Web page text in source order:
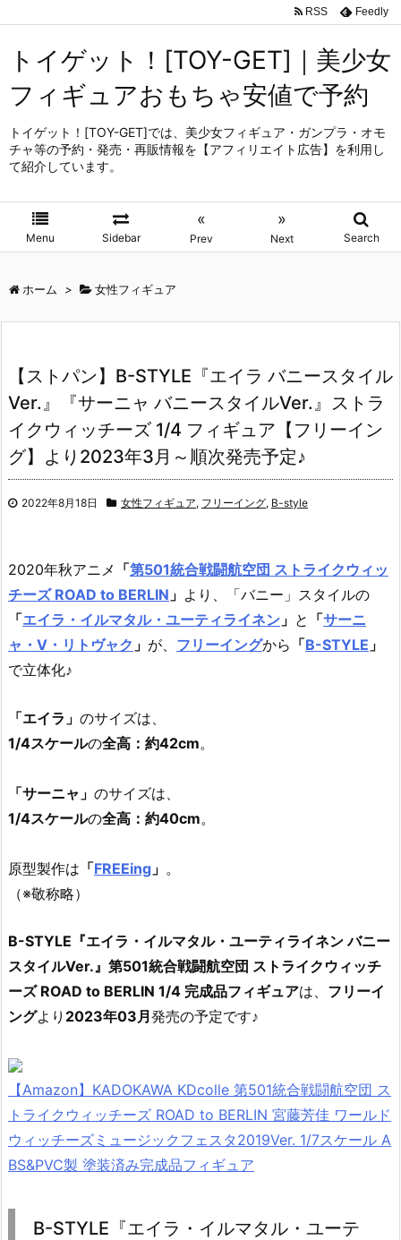
トイゲット！[TOY-GET]｜美少女
フィギュアおもちゃ安値で予約
トイゲット！[TOY-GET]では、美少女フィギュア・ガンプラ・オモ
チャ等の予約・発売・再販情報を【アフィリエイト広告】を利用し
て紹介しています。
Menu Sidebar
«
Prev
»
Next Search
RSS Feedly
ホーム > 女性フィギュア
【ストパン】B-STYLE『エイラ バニースタイル
Ver.』『サーニャ バニースタイルVer.』ストラ
イクウィッチーズ 1/4 フィギュア【フリーイン
グ】より2023年3月～順次発売予定♪
2022年8月18日 女性フィギュア, フリーイング, B-style
2020年秋アニメ 「第501統合戦闘航空団 ストライクウィッ
チーズ ROAD to BERLIN 」 より、「バニー」スタイルの
「エイラ・イルマタル・ユーティライネン 」 と 「サーニ
ャ・V・リトヴャク 」 が、 フリーイングから 「B-STYLE 」
で立体化♪
「エイラ」 のサイズは、
1/4スケールの全高：約42cm。
「サーニャ」 のサイズは、
1/4スケールの全高：約40cm。
原型製作は 「FREEing 」 。
（※敬称略）
B-STYLE『エイラ・イルマタル・ユーティライネン バニー
スタイルVer.』第501統合戦闘航空団 ストライクウィッチ
ーズ ROAD to BERLIN 1/4 完成品フィギュアは、 フリーイ
ングより 2023年03月 発売の予定です♪
【Amazon】KADOKAWA KDcolle 第501統合戦闘航空団 ス
トライクウィッチーズ ROAD to BERLIN 宮藤芳佳 ワールド
ウィッチーズミュージックフェスタ2019Ver. 1/7スケール A
BS&PVC製 塗装済み完成品フィギュア
B-STYLE『エイラ・イルマタル・ユーテ